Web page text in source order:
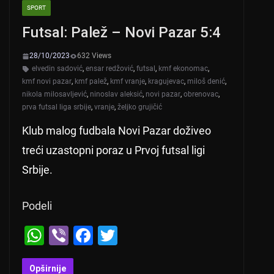
SPORT
Futsal: Palež – Novi Pazar 5:4
28/10/2023
632 Views
elvedin sadović, ensar redžović, futsal , kmf ekonomac,
kmf novi pazar, kmf palež, kmf vranje, kragujevac, miloš denić,
nikola milosavljević, ninoslav aleksić, novi pazar, obrenovac,
prva futsal liga srbije, vranje, željko grujičić
Klub malog fudbala Novi Pazar doživeo
treći uzastopni poraz u Prvoj futsal ligi
Srbije.
Podeli
W
h
Vi
b
F
Opširnije